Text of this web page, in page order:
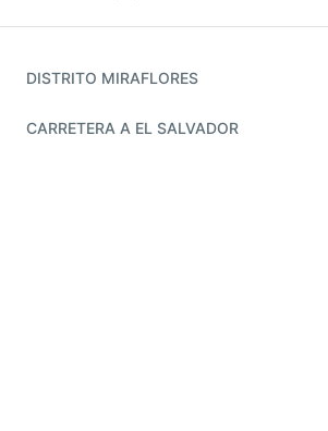
DISTRITO MIRAFLORES
CARRETERA A EL SALVADOR